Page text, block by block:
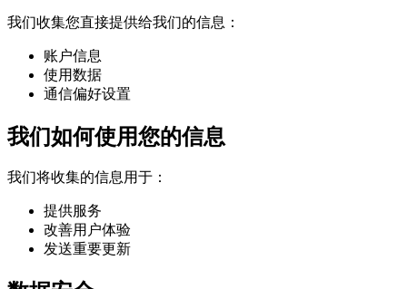
我们收集您直接提供给我们的信息：
账户信息
使用数据
通信偏好设置
我们如何使用您的信息
我们将收集的信息用于：
提供服务
改善用户体验
发送重要更新